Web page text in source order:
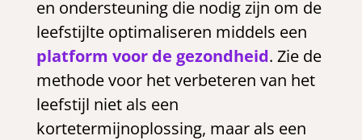
en ondersteuning die nodig zijn om de
leefstijlte optimaliseren middels een
platform voor de gezondheid. Zie de
methode voor het verbeteren van het
leefstijl niet als een
kortetermijnoplossing, maar als een